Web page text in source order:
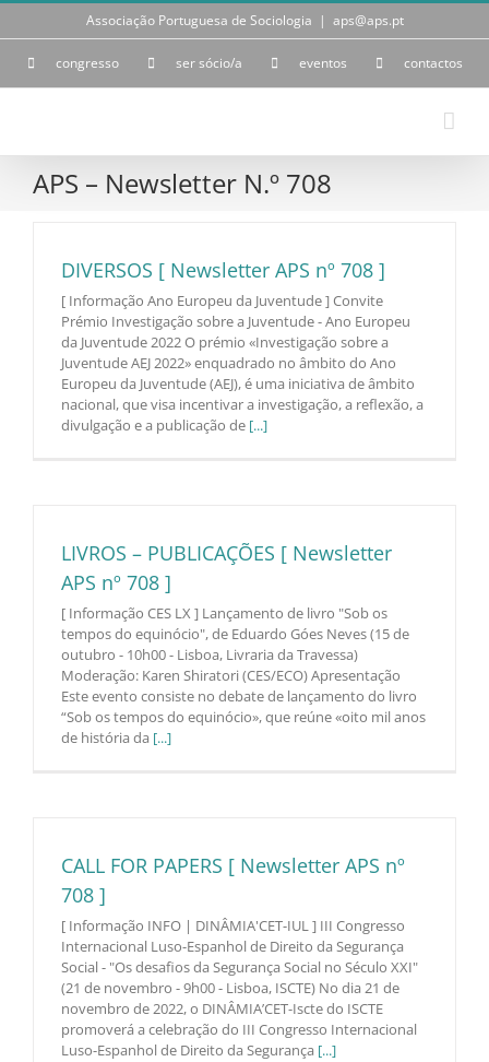
Skip
Associação Portuguesa de Sociologia | aps@aps.pt
congresso ser sócio/a eventos contactos
APS – Newsletter N.º 708
DIVERSOS [ Newsletter APS nº 708 ]
[ Informação Ano Europeu da Juventude ] Convite
Prémio Investigação sobre a Juventude - Ano Europeu
da Juventude 2022 O prémio «Investigação sobre a
Juventude AEJ 2022» enquadrado no âmbito do Ano
Europeu da Juventude (AEJ), é uma iniciativa de âmbito
nacional, que visa incentivar a investigação, a reflexão, a
divulgação e a publicação de [...]
LIVROS – PUBLICAÇÕES [ Newsletter
APS nº 708 ]
[ Informação CES LX ] Lançamento de livro "Sob os
tempos do equinócio", de Eduardo Góes Neves (15 de
outubro - 10h00 - Lisboa, Livraria da Travessa)
Moderação: Karen Shiratori (CES/ECO) Apresentação
Este evento consiste no debate de lançamento do livro
“Sob os tempos do equinócio», que reúne «oito mil anos
de história da [...]
CALL FOR PAPERS [ Newsletter APS nº
708 ]
[ Informação INFO | DINÂMIA'CET-IUL ] III Congresso
Internacional Luso-Espanhol de Direito da Segurança
Social - "Os desafios da Segurança Social no Século XXI"
(21 de novembro - 9h00 - Lisboa, ISCTE) No dia 21 de
novembro de 2022, o DINÂMIA’CET-Iscte do ISCTE
promoverá a celebração do III Congresso Internacional
Luso-Espanhol de Direito da Segurança [...]